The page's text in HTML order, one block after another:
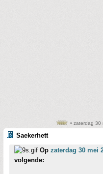
• zaterdag 30
Saekerhett
Op zaterdag 30 mei
volgende: